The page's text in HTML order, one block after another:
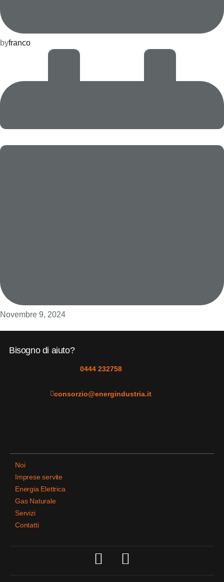
byfranco
Novembre 9, 2024
Bisogno di aiuto?
0444 232758
consorzio@energindustria.it
Noi
Imprese servite
Energia Elettrica
Gas Naturale
Servizi
Contatti